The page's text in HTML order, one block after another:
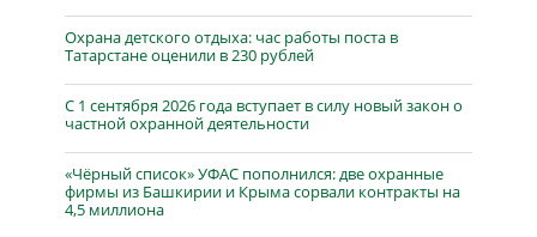
Охрана детского отдыха: час работы поста в
Татарстане оценили в 230 рублей
С 1 сентября 2026 года вступает в силу новый закон о
частной охранной деятельности
«Чёрный список» УФАС пополнился: две охранные
фирмы из Башкирии и Крыма сорвали контракты на
4,5 миллиона